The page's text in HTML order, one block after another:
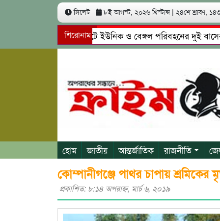
সিলেট ৮ই আগস্ট, ২০২৬ খ্রিস্টাব্দ | ২৪শে শ্রাবণ,
শিরোনাম
সিলেটে ইউনিক ও বেঙ্গল পরিবহনের দুই বাসের
গোয়াইনঘাটে প্রেমের ফাঁদে তরুণী পাচার: মাদকাসক্ত
হোম জাতীয় আন্তর্জাতিক রাজনীতি
কোম্পানীগঞ্জে পাথর চাপায় শ্রমিকের
প্রকাশিত: ৮:১৪ অপরাহ্ণ, মার্চ ৬, ২০১৯